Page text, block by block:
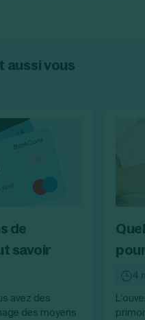
aussi vous
de
savoir
avez des
des moyens
4